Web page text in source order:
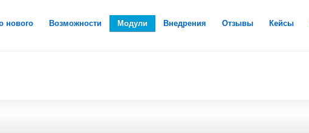
нового Возможности Модули Внедрения Отзывы Кейсы